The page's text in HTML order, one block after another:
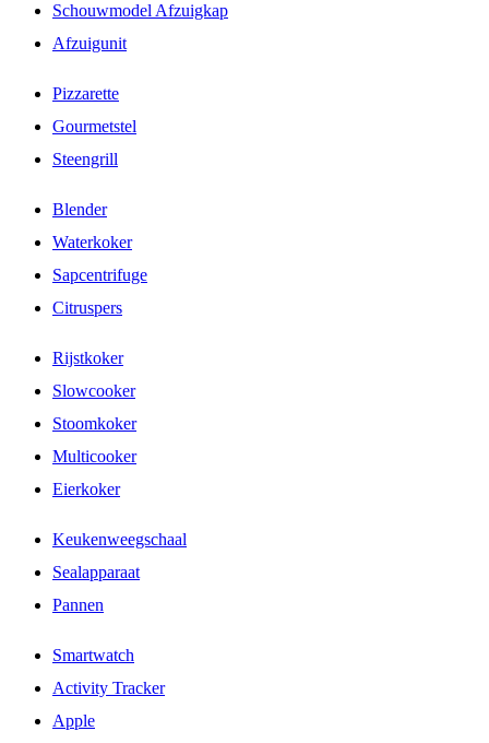
Schouwmodel Afzuigkap
Afzuigunit
Pizzarette
Gourmetstel
Steengrill
Blender
Waterkoker
Sapcentrifuge
Citruspers
Rijstkoker
Slowcooker
Stoomkoker
Multicooker
Eierkoker
Keukenweegschaal
Sealapparaat
Pannen
Smartwatch
Activity Tracker
Apple